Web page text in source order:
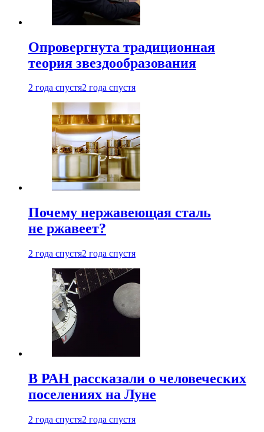
Опровергнута традиционная
теория звездообразования
2 года спустя2 года спустя
Почему нержавеющая сталь
не ржавеет?
2 года спустя2 года спустя
В РАН рассказали о человеческих
поселениях на Луне
2 года спустя2 года спустя